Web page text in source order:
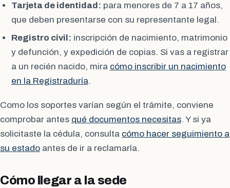
Tarjeta de identidad: para menores de 7 a 17 años,
que deben presentarse con su representante legal.
Registro civil: inscripción de nacimiento, matrimonio
y defunción, y expedición de copias. Si vas a registrar
a un recién nacido, mira cómo inscribir un nacimiento
en la Registraduría.
Como los soportes varían según el trámite, conviene
comprobar antes qué documentos necesitas. Y si ya
solicitaste la cédula, consulta cómo hacer seguimiento a
su estado antes de ir a reclamarla.
Cómo llegar a la sede